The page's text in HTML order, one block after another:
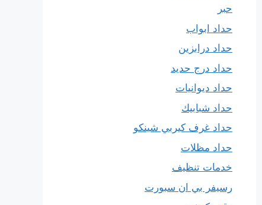
حبر
حداد ابواب
حداد درابزين
حداد درج حديد
حداد ديوانيات
حداد شبابيك
حداد غرف كيربي شينكو
حداد مظلات
خدمات تنظيف
رسيفر بي ان سبورت